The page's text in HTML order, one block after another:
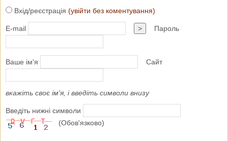
Вхід/реєстрація (увійти без коментування)
E-mail > Пароль
Ваше ім'я Сайт
вкажіть своє ім'я, і введіть символи внизу
Введіть нижні символи
(Обов'язково)